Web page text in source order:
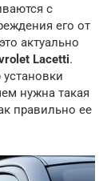
с
его от
актуально
Lacetti.
нужна такая
правильно ее